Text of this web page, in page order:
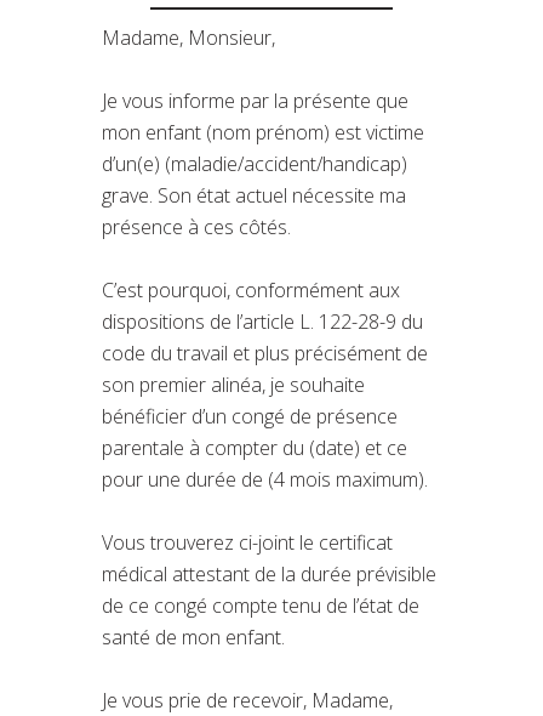
Madame, Monsieur,
Je vous informe par la présente que
mon enfant (nom prénom) est victime
d’un(e) (maladie/accident/handicap)
grave. Son état actuel nécessite ma
présence à ces côtés.
C’est pourquoi, conformément aux
dispositions de l’article L. 122-28-9 du
code du travail et plus précisément de
son premier alinéa, je souhaite
bénéficier d’un congé de présence
parentale à compter du (date) et ce
pour une durée de (4 mois maximum).
Vous trouverez ci-joint le certificat
médical attestant de la durée prévisible
de ce congé compte tenu de l’état de
santé de mon enfant.
Je vous prie de recevoir, Madame,